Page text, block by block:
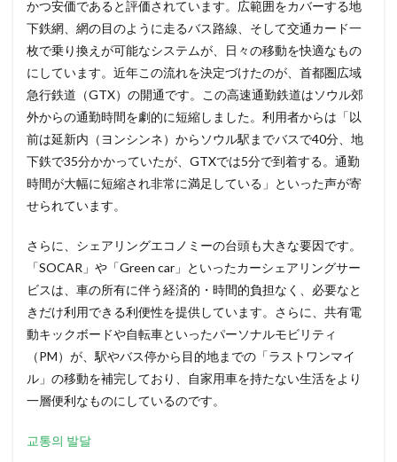
かつ安価であると評価されています。広範囲をカバーする地
下鉄網、網の目のように走るバス路線、そして交通カード一
枚で乗り換えが可能なシステムが、日々の移動を快適なもの
にしています。近年この流れを決定づけたのが、首都圏広域
急行鉄道（GTX）の開通です。この高速通勤鉄道はソウル郊
外からの通勤時間を劇的に短縮しました。利用者からは「以
前は延新内（ヨンシンネ）からソウル駅までバスで40分、地
下鉄で35分かかっていたが、GTXでは5分で到着する。通勤
時間が大幅に短縮され非常に満足している」といった声が寄
せられています。
さらに、シェアリングエコノミーの台頭も大きな要因です。
「SOCAR」や「Green car」といったカーシェアリングサー
ビスは、車の所有に伴う経済的・時間的負担なく、必要なと
きだけ利用できる利便性を提供しています。さらに、共有電
動キックボードや自転車といったパーソナルモビリティ
（PM）が、駅やバス停から目的地までの「ラストワンマイ
ル」の移動を補完しており、自家用車を持たない生活をより
一層便利なものにしているのです。
교통의 발달